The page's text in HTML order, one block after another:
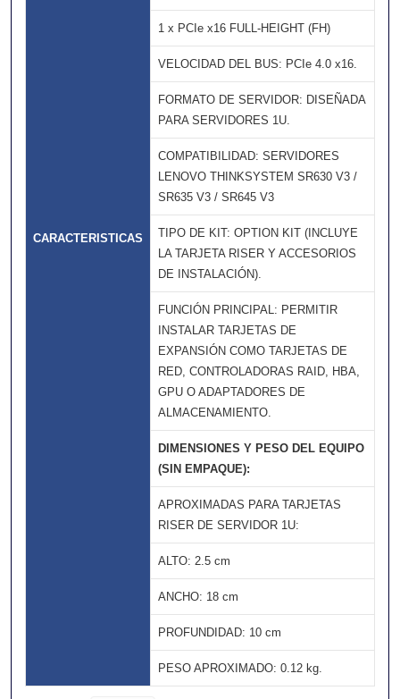
CARACTERISTICAS
1 x PCIe x16 FULL-HEIGHT (FH)
VELOCIDAD DEL BUS: PCIe 4.0 x16.
FORMATO DE SERVIDOR: DISEÑADA
PARA SERVIDORES 1U.
COMPATIBILIDAD: SERVIDORES
LENOVO THINKSYSTEM SR630 V3 /
SR635 V3 / SR645 V3
TIPO DE KIT: OPTION KIT (INCLUYE
LA TARJETA RISER Y ACCESORIOS
DE INSTALACIÓN).
FUNCIÓN PRINCIPAL: PERMITIR
INSTALAR TARJETAS DE
EXPANSIÓN COMO TARJETAS DE
RED, CONTROLADORAS RAID, HBA,
GPU O ADAPTADORES DE
ALMACENAMIENTO.
DIMENSIONES Y PESO DEL EQUIPO
(SIN EMPAQUE):
APROXIMADAS PARA TARJETAS
RISER DE SERVIDOR 1U:
ALTO: 2.5 cm
ANCHO: 18 cm
PROFUNDIDAD: 10 cm
PESO APROXIMADO: 0.12 kg.